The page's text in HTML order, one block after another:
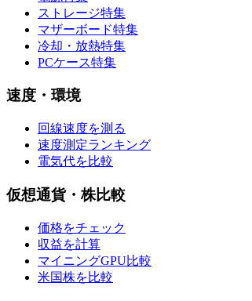
ストレージ特集
マザーボード特集
冷却・放熱特集
PCケース特集
速度・環境
回線速度を測る
速度測定ランキング
電気代を比較
仮想通貨・株比較
価格をチェック
収益を計算
マイニングGPU比較
米国株を比較